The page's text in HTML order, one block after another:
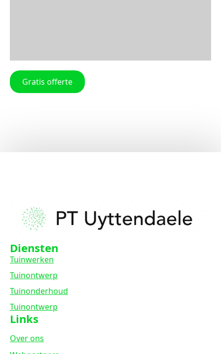
Gratis offerte
Diensten
Tuinwerken
Tuinontwerp
Tuinonderhoud
Tuinontwerp
Links
Over ons